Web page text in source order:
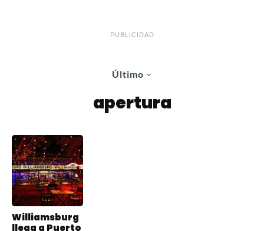
PUBLICIDAD
Último
apertura
Williamsburg
llega a Puerto